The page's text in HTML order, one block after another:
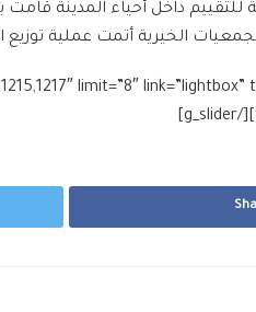
داخل أحياء المدينة قامت
الخيرية أتمت عملية توزيع